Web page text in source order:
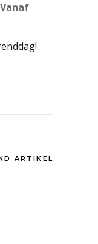
ARTIKEL